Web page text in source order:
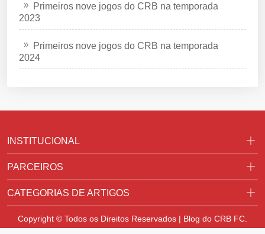
Primeiros nove jogos do CRB na temporada
2023
Primeiros nove jogos do CRB na temporada
2024
INSTITUCIONAL
PARCEIROS
CATEGORIAS DE ARTIGOS
Copyright © Todos os Direitos Reservados | Blog do CRB FC.